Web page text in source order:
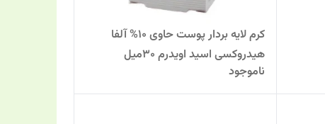
کرم لایه بردار پوست حاوی 10% آلفا
هیدروکسی اسید اویدرم 30میل
ناموجود